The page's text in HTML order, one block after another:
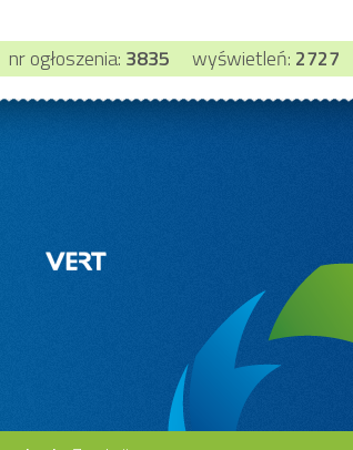
nr ogłoszenia: 3835 wyświetleń: 2727